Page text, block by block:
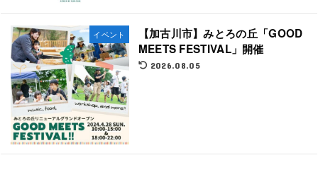
イベント
【加古川市】みとろの丘「GOOD
MEETS FESTIVAL」開催
2026.08.05